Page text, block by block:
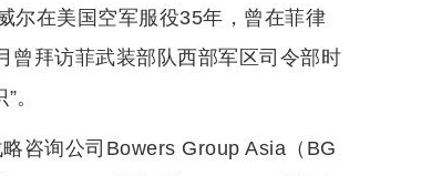
尔在美国空军服役35年，曾在菲律
曾拜访菲武装部队西部军区司令部时
。
咨询公司Bowers Group Asia（BG